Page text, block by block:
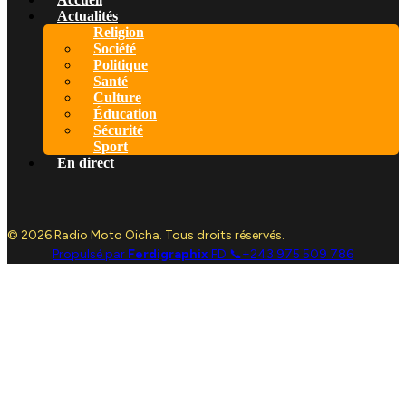
Actualités
Religion
Société
Politique
Santé
Culture
Éducation
Sécurité
Sport
En direct
© 2026 Radio Moto Oicha. Tous droits réservés.
Propulsé par Ferdigraphix FD 📞+243 975 509 786